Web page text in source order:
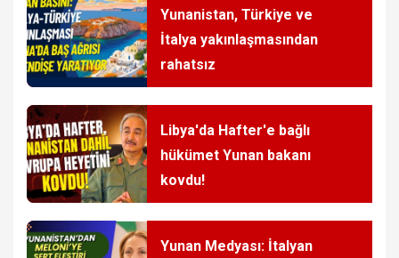
Yunanistan, Türkiye ve
İtalya yakınlaşmasından
rahatsız
Libya'da Hafter'e bağlı
hükümet Yunan bakanı
kovdu!
Yunan Medyası: İtalyan